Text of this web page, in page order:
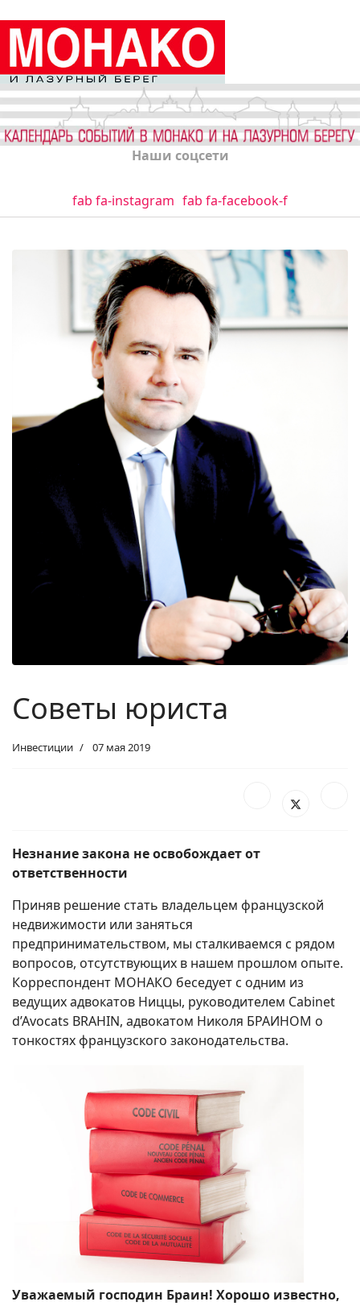
Наши соцсети
fab fa-instagram fab fa-facebook-f
Советы юриста
Инвестиции 07 мая 2019
Незнание закона не освобождает от
ответственности
Приняв решение стать владельцем французской
недвижимости или заняться
предпринимательством, мы сталкиваемся с рядом
вопросов, отсутствующих в нашем прошлом опыте.
Корреспондент МОНАКО беседует с одним из
ведущих адвокатов Ниццы, руководителем Cabinet
d’Avocats BRAHIN, адвокатом Николя БРАИНОМ о
тонкостях французского законодательства.
Уважаемый господин Браин! Хорошо известно,